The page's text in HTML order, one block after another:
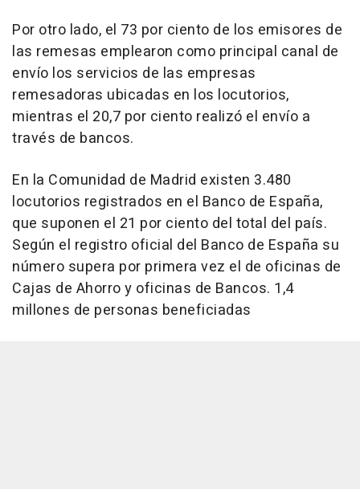
Por otro lado, el 73 por ciento de los emisores de
las remesas emplearon como principal canal de
envío los servicios de las empresas
remesadoras ubicadas en los locutorios,
mientras el 20,7 por ciento realizó el envío a
través de bancos.
En la Comunidad de Madrid existen 3.480
locutorios registrados en el Banco de España,
que suponen el 21 por ciento del total del país.
Según el registro oficial del Banco de España su
número supera por primera vez el de oficinas de
Cajas de Ahorro y oficinas de Bancos. 1,4
millones de personas beneficiadas